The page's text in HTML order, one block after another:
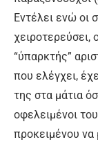
Εντέλει ενώ οι
χειροτερεύσει,
“ύπαρκτής”
που ελέγχει,
της στα μάτια
οφελειμένοι
προκειμένου να